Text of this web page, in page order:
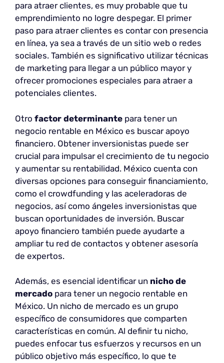
para atraer clientes, es muy probable que tu
emprendimiento no logre despegar. El primer
paso para atraer clientes es contar con presencia
en línea, ya sea a través de un sitio web o redes
sociales. También es significativo utilizar técnicas
de marketing para llegar a un público mayor y
ofrecer promociones especiales para atraer a
potenciales clientes.
Otro factor determinante para tener un
negocio rentable en México es buscar apoyo
financiero. Obtener inversionistas puede ser
crucial para impulsar el crecimiento de tu negocio
y aumentar su rentabilidad. México cuenta con
diversas opciones para conseguir financiamiento,
como el crowdfunding y las aceleradoras de
negocios, así como ángeles inversionistas que
buscan oportunidades de inversión. Buscar
apoyo financiero también puede ayudarte a
ampliar tu red de contactos y obtener asesoría
de expertos.
Además, es esencial identificar un nicho de
mercado para tener un negocio rentable en
México. Un nicho de mercado es un grupo
específico de consumidores que comparten
características en común. Al definir tu nicho,
puedes enfocar tus esfuerzos y recursos en un
público objetivo más específico, lo que te